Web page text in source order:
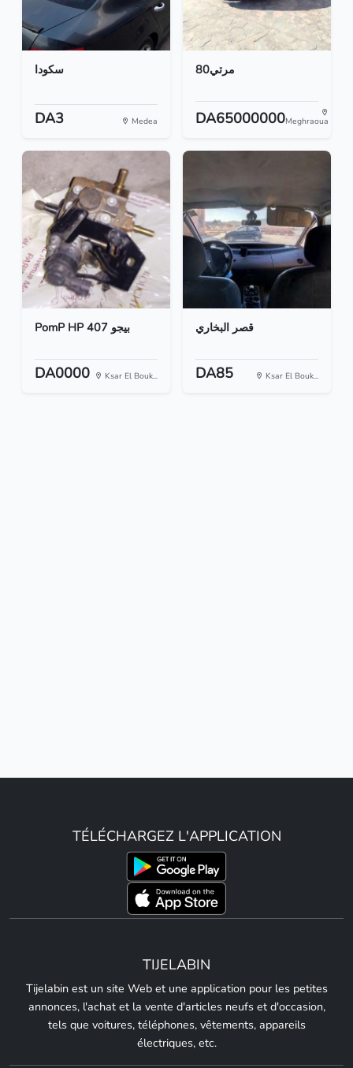
سكودا
DA3 Medea
مرتي80
DA65000000Meghraoua
PomP HP 407 بيجو
DA0000 Ksar El Bouk...
قصر البخاري
DA85 Ksar El Bouk...
TÉLÉCHARGEZ L'APPLICATION
TIJELABIN
Tijelabin est un site Web et une application pour les petites
annonces, l'achat et la vente d'articles neufs et d'occasion,
tels que voitures, téléphones, vêtements, appareils
électriques, etc.